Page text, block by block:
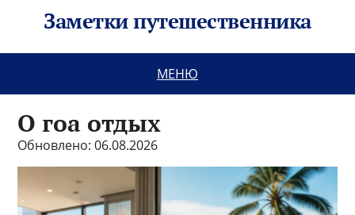
Заметки путешественника
МЕНЮ
О гоа отдых
Обновлено: 06.08.2026